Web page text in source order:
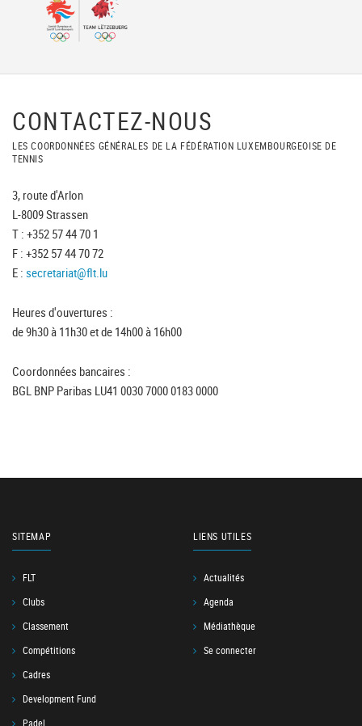
CONTACTEZ-NOUS
LES COORDONNÉES GÉNÉRALES DE LA FÉDÉRATION LUXEMBOURGEOISE DE
TENNIS
3, route d'Arlon
L-8009 Strassen
T : +352 57 44 70 1
F : +352 57 44 70 72
E : secretariat@flt.lu
Heures d'ouvertures :
de 9h30 à 11h30 et de 14h00 à 16h00
Coordonnées bancaires :
BGL BNP Paribas LU41 0030 7000 0183 0000
SITEMAP
FLT
Clubs
Classement
Compétitions
Cadres
Development Fund
Padel
LIENS UTILES
Actualités
Agenda
Médiathèque
Se connecter